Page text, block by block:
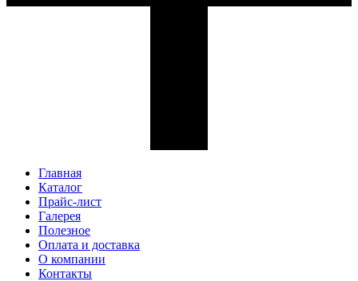
Главная
Каталог
Прайс-лист
Галерея
Полезное
Оплата и доставка
О компании
Контакты